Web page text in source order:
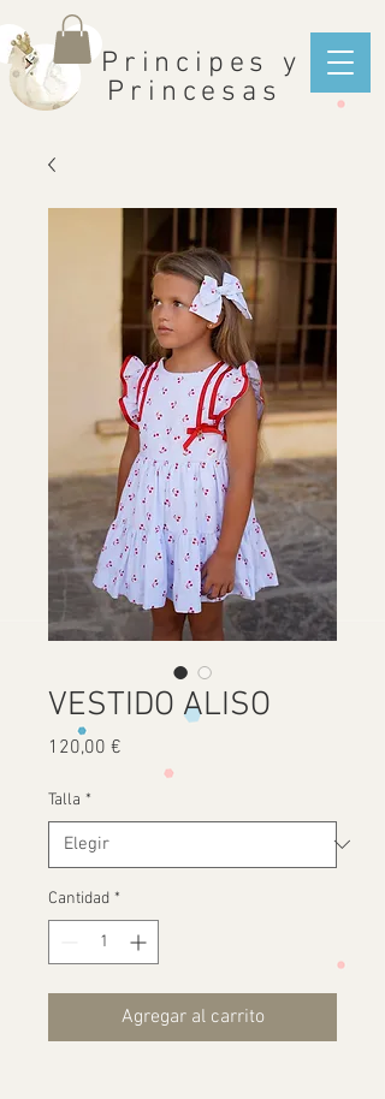
Principes y
Princesas
VESTIDO ALISO
120,00 €
Talla *
Cantidad *
Agregar al carrito